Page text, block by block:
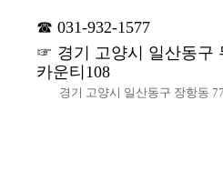
031-932-1577
경기 고양시 일산동구
카운티108
경기 고양시 일산동구 장항동